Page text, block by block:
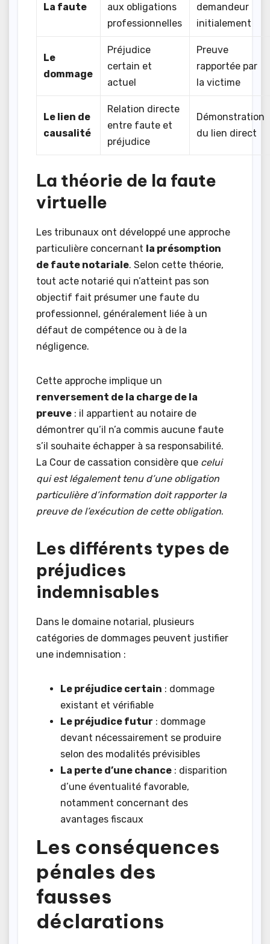
La faute
aux obligations
professionnelles
demandeur
initialement
Le
dommage
Préjudice
certain et
actuel
Preuve
rapportée par
la victime
Le lien de
causalité
Relation directe
entre faute et
préjudice
Démonstration
du lien direct
La théorie de la faute
virtuelle
Les tribunaux ont développé une approche
particulière concernant la présomption
de faute notariale. Selon cette théorie,
tout acte notarié qui n’atteint pas son
objectif fait présumer une faute du
professionnel, généralement liée à un
défaut de compétence ou à de la
négligence.
Cette approche implique un
renversement de la charge de la
preuve : il appartient au notaire de
démontrer qu’il n’a commis aucune faute
s’il souhaite échapper à sa responsabilité.
La Cour de cassation considère que celui
qui est légalement tenu d’une obligation
particulière d’information doit rapporter la
preuve de l’exécution de cette obligation.
Les différents types de
préjudices
indemnisables
Dans le domaine notarial, plusieurs
catégories de dommages peuvent justifier
une indemnisation :
Le préjudice certain : dommage
existant et vérifiable
Le préjudice futur : dommage
devant nécessairement se produire
selon des modalités prévisibles
La perte d’une chance : disparition
d’une éventualité favorable,
notamment concernant des
avantages fiscaux
Les conséquences
pénales des
fausses
déclarations